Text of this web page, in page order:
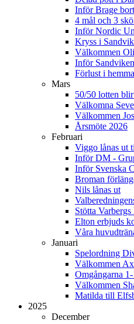
Inför Brage
4 mål och 3
Inför Nordic
Kryss i
Välkommen
Inför
Förlust i
Mars
50/50 lotten
Välkomna
Välkommen
Årsmöte 2026
Februari
Viggo lånas ut
Inför DM -
Inför Svenska
Broman
Nils lånas ut
Stötta
Elton erbjuds
Våra
Januari
Spelordning
Välkommen
Omgångarna
Välkommen
Matilda till
2025
December